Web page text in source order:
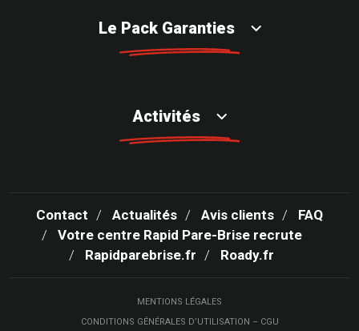
Le Pack Garanties
Activités
Contact Actualités Avis clients
FAQ
Votre centre Rapid Pare-Brise recrute
Rapidparebrise.fr
Roady.fr
MENTIONS LÉGALES
CONDITIONS GÉNÉRALES D’UTILISATION – CGU